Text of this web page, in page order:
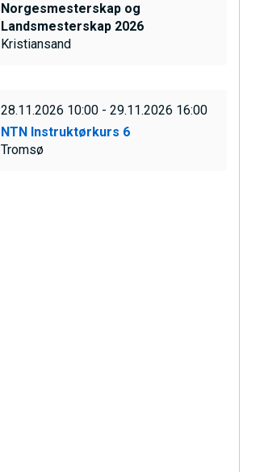
Norgesmesterskap og
Landsmesterskap 2026
Kristiansand
28.11.2026 10:00 - 29.11.2026 16:00
NTN Instruktørkurs 6
Tromsø